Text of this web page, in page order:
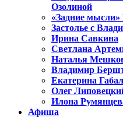
Озолиной
«Задние
Застолье с
Ирина Савкина
Светлана
Наталья
Владимир
Екатерина
Олег
Илона
Афиша